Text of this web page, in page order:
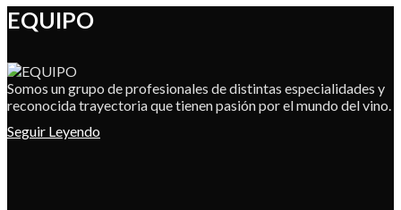
EQUIPO
Somos un grupo de profesionales de distintas especialidades y
reconocida trayectoria que tienen pasión por el mundo del vino.
Seguir Leyendo